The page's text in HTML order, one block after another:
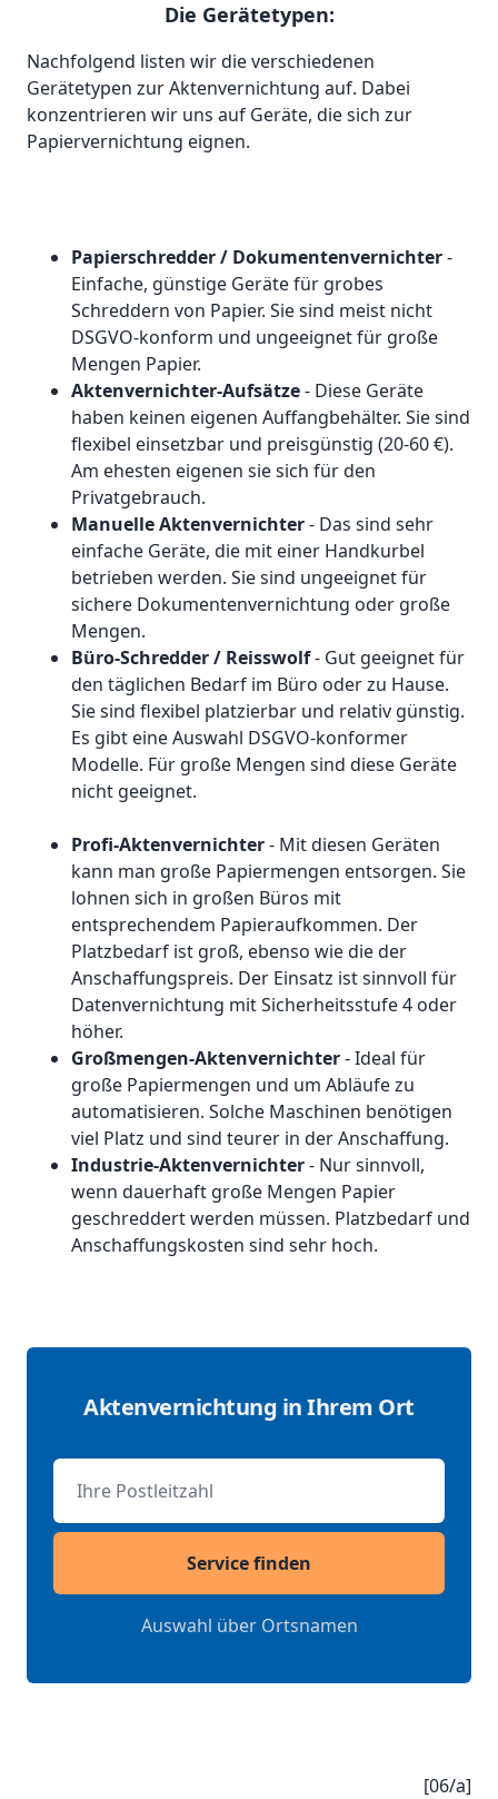
Die Gerätetypen:
Nachfolgend listen wir die verschiedenen
Gerätetypen zur Aktenvernichtung auf. Dabei
konzentrieren wir uns auf Geräte, die sich zur
Papiervernichtung eignen.
Papierschredder / Dokumentenvernichter-
Einfache, günstige Geräte für grobes
Schreddern von Papier. Sie sind meist nicht
DSGVO-konform und ungeeignet für große
Mengen Papier.
Aktenvernichter-Aufsätze- Diese Geräte
haben keinen eigenen Auffangbehälter. Sie sind
flexibel einsetzbar und preisgünstig (20-60 €).
Am ehesten eigenen sie sich für den
Privatgebrauch.
Manuelle Aktenvernichter- Das sind sehr
einfache Geräte, die mit einer Handkurbel
betrieben werden. Sie sind ungeeignet für
sichere Dokumentenvernichtung oder große
Mengen.
Büro-Schredder / Reisswolf- Gut geeignet für
den täglichen Bedarf im Büro oder zu Hause.
Sie sind flexibel platzierbar und relativ günstig.
Es gibt eine Auswahl DSGVO-konformer
Modelle. Für große Mengen sind diese Geräte
nicht geeignet.
Profi-Aktenvernichter- Mit diesen Geräten
kann man große Papiermengen entsorgen. Sie
lohnen sich in großen Büros mit
entsprechendem Papieraufkommen. Der
Platzbedarf ist groß, ebenso wie die der
Anschaffungspreis. Der Einsatz ist sinnvoll für
Datenvernichtung mit Sicherheitsstufe 4 oder
höher.
Großmengen-Aktenvernichter- Ideal für
große Papiermengen und um Abläufe zu
automatisieren. Solche Maschinen benötigen
viel Platz und sind teurer in der Anschaffung.
Industrie-Aktenvernichter- Nur sinnvoll,
wenn dauerhaft große Mengen Papier
geschreddert werden müssen. Platzbedarf und
Anschaffungskosten sind sehr hoch.
Aktenvernichtung in Ihrem Ort
Postleitzahl
Service finden
Auswahl über Ortsnamen
[06/a]